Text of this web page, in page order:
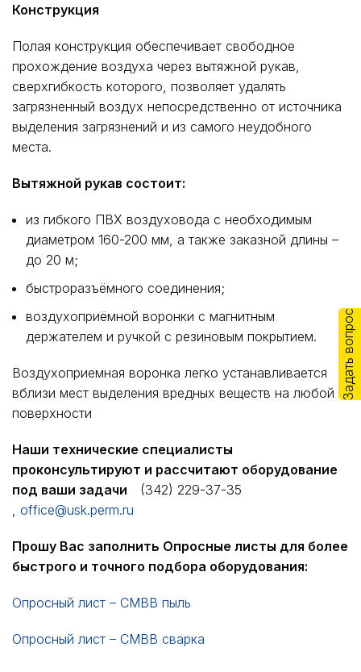
Конструкция
Полая конструкция обеспечивает свободное
прохождение воздуха через вытяжной рукав,
сверхгибкость которого, позволяет удалять
загрязненный воздух непосредственно от источника
выделения загрязнений и из самого неудобного
места.
Вытяжной рукав состоит:
из гибкого ПВХ воздуховода с необходимым
диаметром 160-200 мм, а также заказной длины –
до 20 м;
быстроразъёмного соединения;
воздухоприёмной воронки с магнитным
держателем и ручкой с резиновым покрытием.
Воздухоприемная воронка легко устанавливается
вблизи мест выделения вредных веществ на любой
поверхности
Наши технические специалисты
проконсультируют и рассчитают оборудование
под ваши задачи (342) 229-37-35
office@usk.perm.ru
Прошу Вас заполнить Опросные листы для более
быстрого и точного подбора оборудования:
Опросный лист – СМВВ пыль
Опросный лист – СМВВ сварка
Задать вопрос